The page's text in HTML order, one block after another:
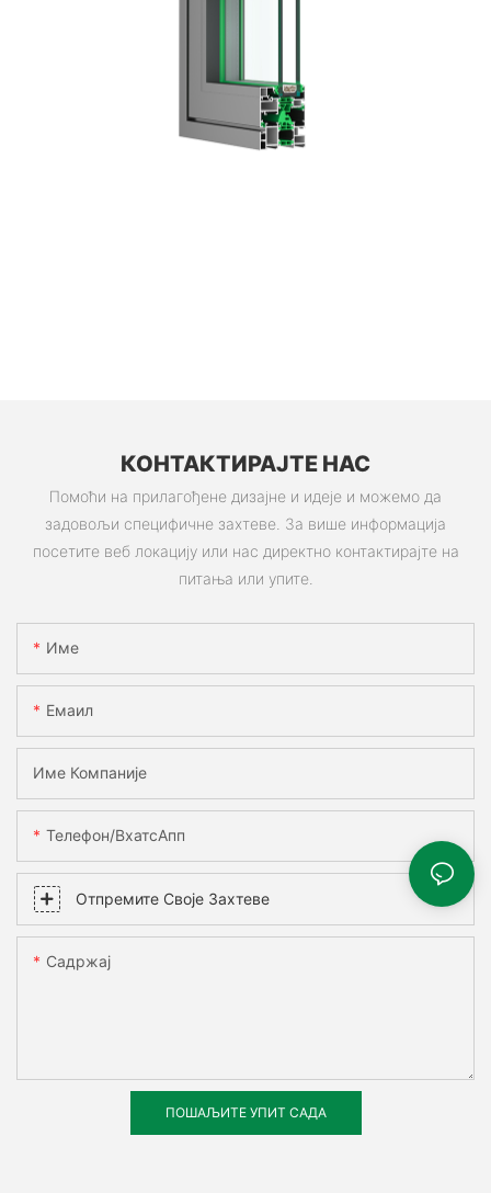
КОНТАКТИРАЈТЕ НАС
Помоћи на прилагођене дизајне и идеје и можемо да
задовољи специфичне захтеве. За више информација
посетите веб локацију или нас директно контактирајте на
питања или упите.
Име
Емаил
Име Компаније
Телефон/ВхатсАпп
Отпремите Своје Захтеве
Садржај
ПОШАЉИТЕ УПИТ САДА